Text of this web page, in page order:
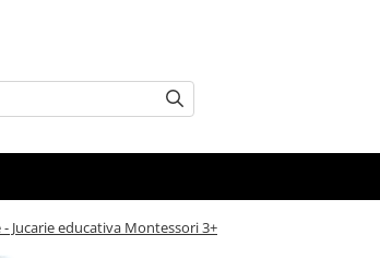
Jucarie educativa Montessori 3+